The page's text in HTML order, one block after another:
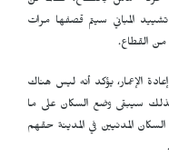
تشييد المباني سيتم قصفها مرات
من القطاع.
الإعمار، يؤكد أنه ليس هناك
لذلك سيبقى وضع السكان على ما
المدنيين في المدينة حقهم